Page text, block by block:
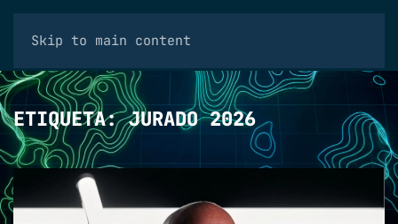
Skip to main content
ETIQUETA:JURADO 2026